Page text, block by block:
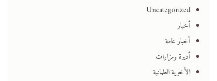
Uncategorized
أخبار
أخبار عامة
أديرة ومزارات
الأخوية العلمانية